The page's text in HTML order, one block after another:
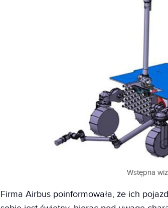
Wstępna
Firma Airbus poinformowała, że ich